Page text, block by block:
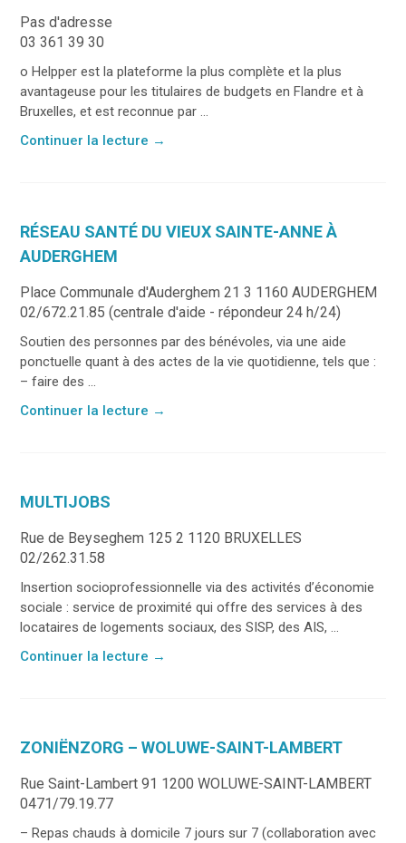
Pas d'adresse
03 361 39 30
o Helpper est la plateforme la plus complète et la plus
avantageuse pour les titulaires de budgets en Flandre et à
Bruxelles, et est reconnue par ...
Continuer la lecture →
RÉSEAU SANTÉ DU VIEUX SAINTE-ANNE À
AUDERGHEM
Place Communale d'Auderghem 21 3 1160 AUDERGHEM
02/672.21.85 (centrale d'aide - répondeur 24 h/24)
Soutien des personnes par des bénévoles, via une aide
ponctuelle quant à des actes de la vie quotidienne, tels que :
– faire des ...
Continuer la lecture →
MULTIJOBS
Rue de Beyseghem 125 2 1120 BRUXELLES
02/262.31.58
Insertion socioprofessionnelle via des activités d’économie
sociale : service de proximité qui offre des services à des
locataires de logements sociaux, des SISP, des AIS, ...
Continuer la lecture →
ZONIËNZORG – WOLUWE-SAINT-LAMBERT
Rue Saint-Lambert 91 1200 WOLUWE-SAINT-LAMBERT
0471/79.19.77
– Repas chauds à domicile 7 jours sur 7 (collaboration avec